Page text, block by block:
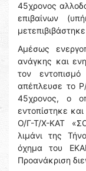
45χρονος
επιβαίνων
Αμέσως
ανάγκης και
τον
απέπλευσε το
45χρονος, ο
εντοπίστηκε
Ο/Γ-Τ/Χ-ΚΑΤ
λιμάνι της
όχημα του
Προανάκριση